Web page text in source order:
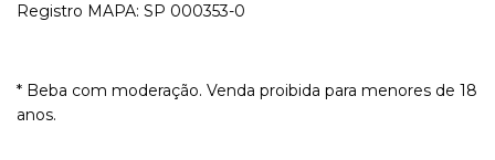
Registro MAPA: SP 000353-0
* Beba com moderação. Venda proibida para menores de 18
anos.